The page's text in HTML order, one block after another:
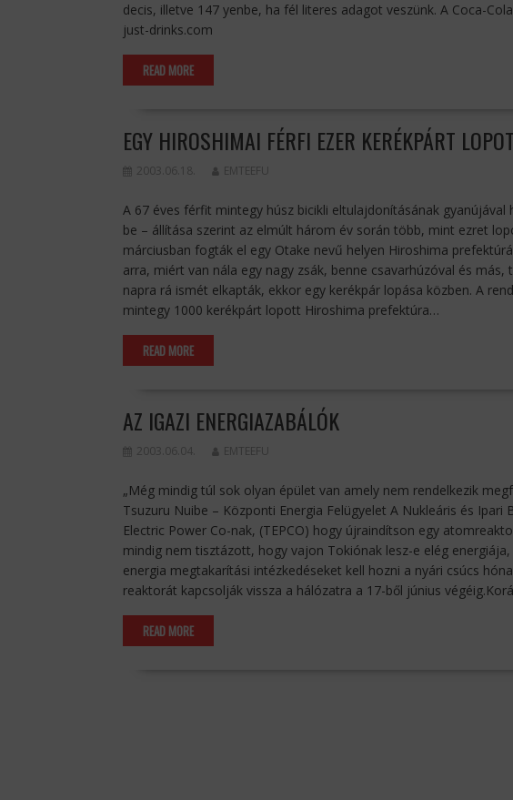
decis, illetve 147 yenbe, ha fél literes adagot veszünk. A Coca-
just-drinks.com
READ MORE
EGY HIROSHIMAI FÉRFI EZER KERÉKPÁRT
2003.06.18. EMTEEFU
A 67 éves férfit mintegy húsz bicikli eltulajdonításának
be – állítása szerint az elmúlt három év során több, mint ezret
márciusban fogták el egy Otake nevű helyen Hiroshima
arra, miért van nála egy nagy zsák, benne csavarhúzóval és
napra rá ismét elkapták, ekkor egy kerékpár lopása közben. A
mintegy 1000 kerékpárt lopott Hiroshima prefektúra…
READ MORE
AZ IGAZI ENERGIAZABÁLÓK
2003.06.04. EMTEEFU
„Még mindig túl sok olyan épület van amely nem rendelkezik
Tsuzuru Nuibe – Központi Energia Felügyelet A Nukleáris és
Electric Power Co-nak, (TEPCO) hogy újraindítson egy
mindig nem tisztázott, hogy vajon Tokiónak lesz-e elég
energia megtakarítási intézkedéseket kell hozni a nyári csúcs
reaktorát kapcsolják vissza a hálózatra a 17-ből június
READ MORE